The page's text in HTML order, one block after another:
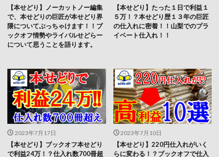
【本せどり】ノーカットノー編集
で、本せどりの巨匠が本せどり界
隈についてぶっちゃけます！！ブ
ックオフ情勢やライバルせどらー
について思うことを語ります。
【本せどり】たった１日で利益１
５万！？本せどり歴１３年の巨匠
の仕入れに密着！！山梨でのプラ
イベート仕入れ！！
2023年7月17日
【本せどり】ブックオフ本せどり
で利益24万！？仕入れ数700冊超
2023年7月10日
【本せどり】220円仕入れがいく
らに変わる！？ブックオフで仕入